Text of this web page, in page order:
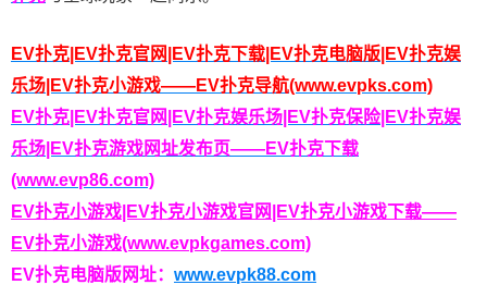
EV扑克|EV扑克官网|EV扑克下载|EV扑克电脑版|EV扑克娱
乐场|EV扑克小游戏——EV扑克导航(www.evpks.com)
EV扑克|EV扑克官网|EV扑克娱乐场|EV扑克保险|EV扑克娱
乐场|EV扑克游戏网址发布页——EV扑克下载
(www.evp86.com)
EV扑克小游戏|EV扑克小游戏官网|EV扑克小游戏下载——
EV扑克小游戏(www.evpkgames.com)
EV扑克电脑版网址： www.evpk88.com